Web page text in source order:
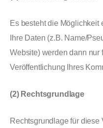
Es besteht die Möglichkeit
Ihre Daten (z.B. Name/
Website) werden dann nur
Veröffentlichung Ihres
(2) Rechtsgrundlage
Rechtsgrundlage für diese